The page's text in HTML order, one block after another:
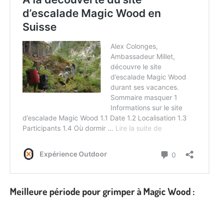
Meilleure période pour grimper à Magic Wood :